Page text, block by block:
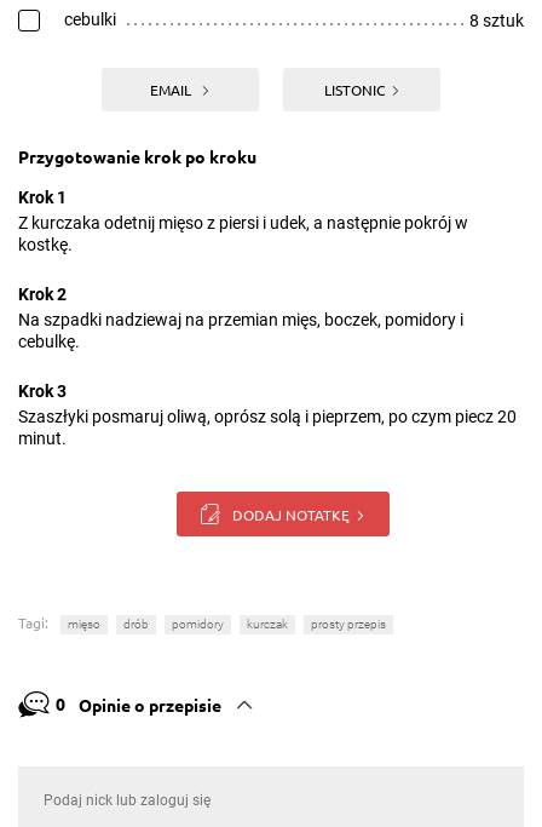
cebulki 8 sztuk
EMAIL LISTONIC
Przygotowanie krok po kroku
Krok 1
Z kurczaka odetnij mięso z piersi i udek, a następnie pokrój w
kostkę.
Krok 2
Na szpadki nadziewaj na przemian mięs, boczek, pomidory i
cebulkę.
Krok 3
Szaszłyki posmaruj oliwą, oprósz solą i pieprzem, po czym piecz 20
minut.
DODAJ NOTATKĘ
Tagi: mięso drób pomidory kurczak prosty przepis
0 Opinie o przepisie